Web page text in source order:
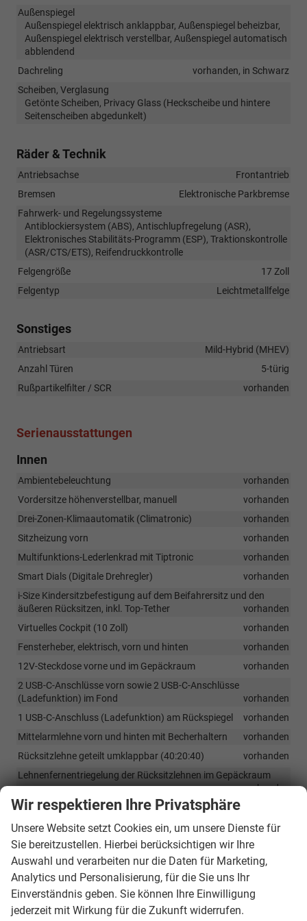
Außenspiegel
Außenspiegel elektrisch anklappbar, Außenspiegel beheizbar,
Außenspiegel elektrisch verstellbar, Außenspiegel automatisch
abblendend
Dachreling
vorhanden, in Schwarz
Scheiben, Verglasung
Getönte Scheiben, Privacy Glass (Heckscheibe und hintere
Seitenscheiben abgedunkelt)
Räder & Technik
Antriebsachse
Frontantrieb
Bremsen
Elektronische Parkbremse
Fahrwerk- und Regelungssysteme
Antiblockiersystem (ABS), Antischlupfregelung (ASR),
Elektronisches Stabilitäts-Programm (ESP), Traktionskontrolle
(ASR/CTS/ETS), Reifendruckkontrolle
Felgengröße
17 Zoll
Felgentyp
Leichtmetallfelge
Sonstiges
Antriebsart
Mild-Hybrid (MHEV)
Anzahl Türen
5-türig
Rußpartikelfilter / SCR
vorhanden
Serienausstattungen
Innen
Ambientebeleuchtung
vorhanden
Vordersitze höhenverstellbar, manuell
vorhanden
Drei-Zonen-Klimaautomatik (Climatronic)
vorhanden
Sitzheizung vorn
vorhanden
Multifunktions-Lederlenkrad mit Tiptronic
vorhanden
Smart Dials (Digitale Drehregler)
vorhanden
i-Size Kindersitzbefestigung auf dem Beifahrersitz und den
äußeren Rücksitzen, inkl. Top-Tether
vorhanden
Virtuelles Cockpit (10 Zoll)
vorhanden
Fensterheber, elektrisch, vorn und hinten
vorhanden
12V-Steckdose vorne und im Gepäckraum
vorhanden
2 USB-C-Anschlüsse vorn sowie 2 USB-C-Anschlüsse
(Ladefunktion) im Fond
vorhanden
1 USB-C-Anschluss (Ladefunktion) am Rückspiegel
vorhanden
Mittelarmlehne vorn und hinten mit Becherhaltern
vorhanden
Rücksitzlehne geteilt umklappbar (40:20:40)
vorhanden
Lehnenfernentriegelung der Rücksitzlehnen im Gepäckraum
vorhanden
Gepäckraumabdeckung
Infotainment & Kommunikation
Infotainmentsystem mit 10 Zoll Display, DAB,
Telefonfreisprecheinrichtung Bluetooth, Sprachsteuerung,
Vorbereitung für Navigation, Wireless SmartLink
vorhanden
Vorbereitung für Skoda Connect M Dienste
Wir respektieren Ihre Privatsphäre
Unsere Website setzt Cookies ein, um unsere Dienste für
Sie bereitzustellen. Hierbei berücksichtigen wir Ihre
Auswahl und verarbeiten nur die Daten für Marketing,
Analytics und Personalisierung, für die Sie uns Ihr
Einverständnis geben. Sie können Ihre Einwilligung
jederzeit mit Wirkung für die Zukunft widerrufen.